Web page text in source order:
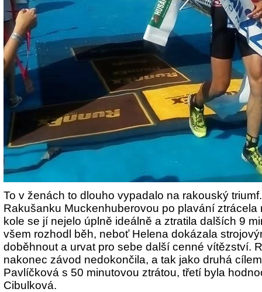
To v ženách to dlouho vypadalo na rakouský
Rakušanku Muckenhuberovou po plavání ztrácela
kole se jí nejelo úplně ideálně a ztratila dalších 9
všem rozhodl běh, neboť Helena dokázala
doběhnout a urvat pro sebe další cenné vítězství.
nakonec závod nedokončila, a tak jako druhá
Pavlíčková s 50 minutovou ztrátou, třetí byla
Cibulková.